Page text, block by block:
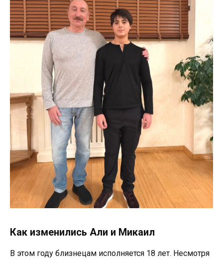
Как изменились Али и Микаил
В этом году близнецам исполняется 18 лет. Несмотря